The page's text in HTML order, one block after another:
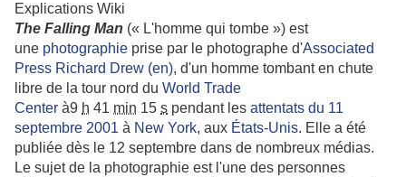
Explications Wiki
The Falling Man (« L'homme qui tombe ») est
une photographie prise par le photographe d'Associated
Press Richard Drew (en), d'un homme tombant en chute
libre de la tour nord du World Trade
Center à9 h 41 min 15 s pendant les attentats du 11
septembre 2001 à New York, aux États-Unis. Elle a été
publiée dès le 12 septembre dans de nombreux médias.
Le sujet de la photographie est l'une des personnes